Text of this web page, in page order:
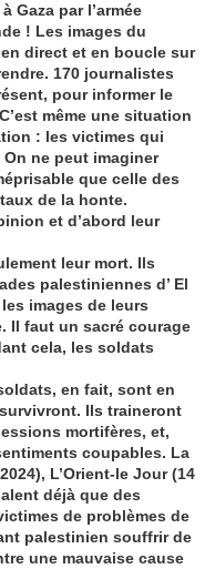
Gaza par l’armée
! Les images du
direct et en boucle sur
170 journalistes
pour informer le
même une situation
: les victimes qui
ne peut imaginer
que celle des
de la honte.
et d’abord leur
leur mort. Ils
palestiniennes d’ El
images de leurs
Il faut un sacré courage
cela, les soldats
en fait, sont en
Ils traineront
mortifères, et,
coupables. La
L’Orient-le Jour (14
déjà que des
de problèmes de
palestinien souffrir de
une mauvaise cause